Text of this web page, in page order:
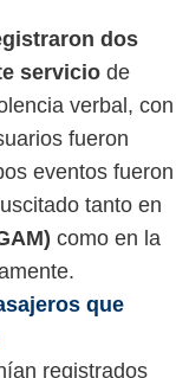
dos
servicio de
verbal, con
fueron
eventos fueron
tanto en
como en la
que
registrados